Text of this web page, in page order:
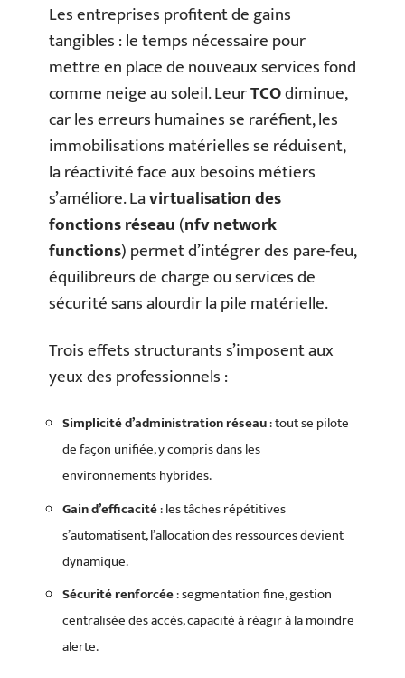
Les entreprises profitent de gains
tangibles : le temps nécessaire pour
mettre en place de nouveaux services fond
comme neige au soleil. LeurTCOdiminue,
car les erreurs humaines se raréfient, les
immobilisations matérielles se réduisent,
la réactivité face aux besoins métiers
s’améliore. Lavirtualisation des
fonctions réseau(nfv network
functions) permet d’intégrer des pare-feu,
équilibreurs de charge ou services de
sécurité sans alourdir la pile matérielle.
Trois effets structurants s’imposent aux
yeux des professionnels :
Simplicité d’administration réseau: tout se pilote
de façon unifiée, y compris dans les
environnements hybrides.
Gain d’efficacité: les tâches répétitives
s’automatisent, l’allocation des ressources devient
dynamique.
Sécurité renforcée: segmentation fine, gestion
centralisée des accès, capacité à réagir à la moindre
alerte.